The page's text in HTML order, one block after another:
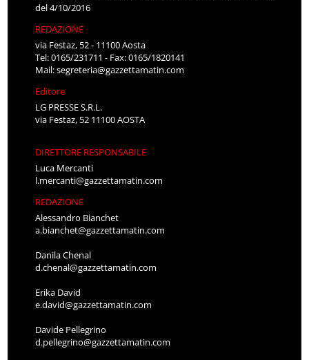
del 4/10/2016
REDAZIONE
via Festaz, 52 - 11100 Aosta
Tel: 0165/231711 - Fax: 0165/1820141
Mail:segreteria@gazzettamatin.com
Editore
LG PRESSE S.R.L.
via Festaz, 52 11100 AOSTA
DIRETTORE RESPONSABILE
Luca Mercanti
l.mercanti@gazzettamatin.com
REDAZIONE
Alessandro Bianchet
a.bianchet@gazzettamatin.com
Danila Chenal
d.chenal@gazzettamatin.com
Erika David
e.david@gazzettamatin.com
Davide Pellegrino
d.pellegrino@gazzettamatin.com